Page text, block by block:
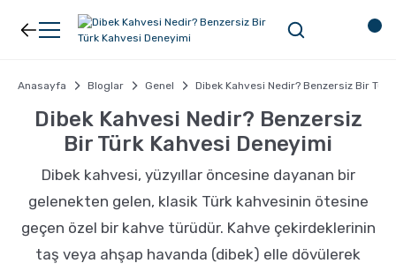
Geri Dön
Kahve
Filtre Kahve
Espresso
Organik Kahve
Geri Dön
Ekipman
Pour Over
Anasayfa Bloglar Genel Dibek Kahvesi Nedir? Benzersiz Bir
Dibek Kahvesi Nedir? Benzersiz
Bir Türk Kahvesi Deneyimi
Dibek kahvesi, yüzyıllar öncesine dayanan bir
gelenekten gelen, klasik Türk kahvesinin ötesine
geçen özel bir kahve türüdür. Kahve çekirdeklerinin
taş veya ahşap havanda (dibek) elle dövülerek